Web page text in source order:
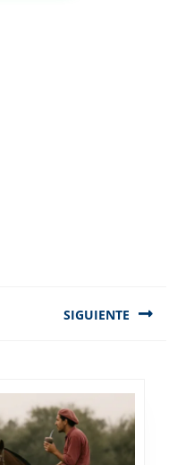
SIGUIENTE